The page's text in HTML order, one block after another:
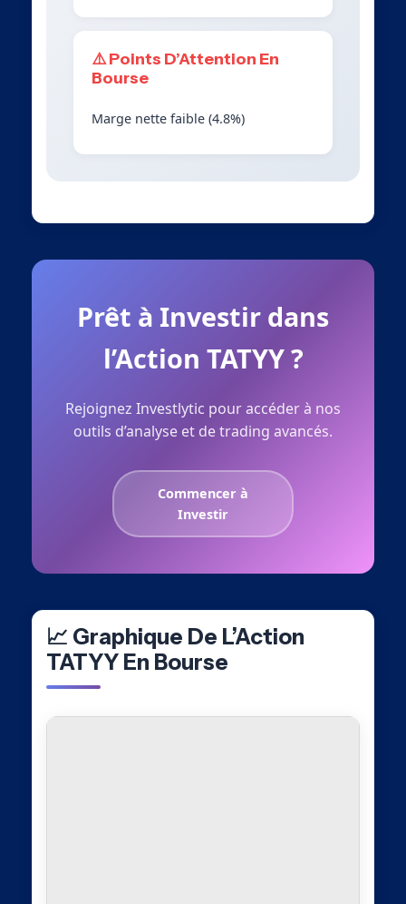
⚠️ Points D’Attention En
Bourse
Marge nette faible (4.8%)
Prêt à Investir dans
l’Action TATYY ?
Rejoignez Investlytic pour accéder à nos
outils d’analyse et de trading avancés.
Commencer à
Investir
📈 Graphique De L’Action
TATYY En Bourse